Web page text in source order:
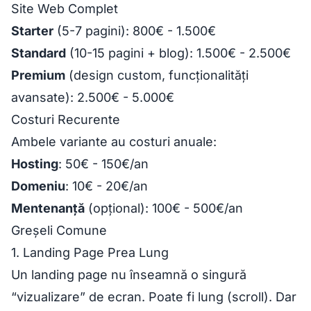
Site Web Complet
Starter (5-7 pagini): 800€ - 1.500€
Standard (10-15 pagini + blog): 1.500€ - 2.500€
Premium (design custom, funcționalități
avansate): 2.500€ - 5.000€
Costuri Recurente
Ambele variante au costuri anuale:
Hosting: 50€ - 150€/an
Domeniu: 10€ - 20€/an
Mentenanță (opțional): 100€ - 500€/an
Greșeli Comune
1. Landing Page Prea Lung
Un landing page nu înseamnă o singură
“vizualizare” de ecran. Poate fi lung (scroll). Dar